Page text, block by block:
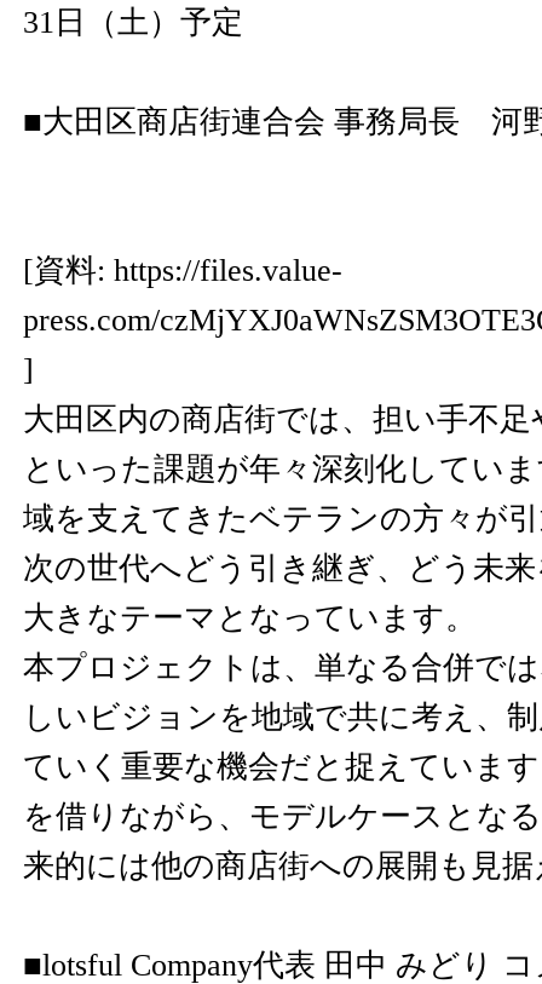
31日（土）予定
■大田区商店街連合会 事務局長 河
[資料: https://files.value-
press.com/
]
大田区内の商店街では、担い手不
といった課題が年々深刻化してい
域を支えてきたベテランの方々が
次の世代へどう引き継ぎ、どう未
大きなテーマとなっています。
本プロジェクトは、単なる合併で
しいビジョンを地域で共に考え、
ていく重要な機会だと捉えていま
を借りながら、モデルケースとな
来的には他の商店街への展開も見
■lotsful Company代表 田中 みどり